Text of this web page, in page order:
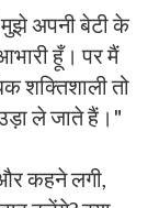
अपनी बेटी के
हूँ। पर मैं
शक्तिशाली तो
ले जाते हैं।"
कहने लगी,